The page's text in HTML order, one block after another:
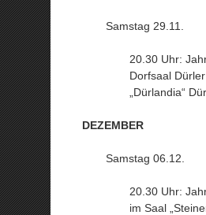
Samstag 29.11.
20.30 Uhr:
Dorfsaal Dürler
„Dürlandia“
DEZEMBER
Samstag 06.12.
20.30 Uhr:
im Saal